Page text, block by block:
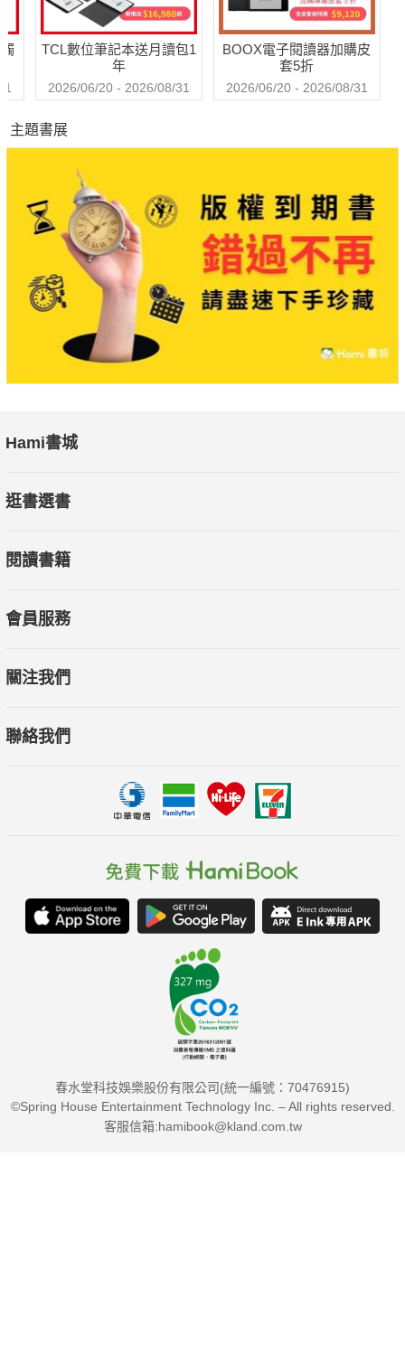
姊姊姊姊姊，讓我的愛情跳針跳針跳針……
TCL數位筆記本送月讀包1
年
2026/06/20 - 2026/08/31
BOOX電子閱讀器加購皮
套5折
2026/06/20 - 2026/08/31
主題書展
Hami書城
逛書選書
閱讀書籍
會員服務
關注我們
聯絡我們
春水堂科技娛樂股份有限公司(統一編號：70476915)
©Spring House Entertainment Technology Inc. – All rights reserved.
客服信箱:hamibook@kland.com.tw